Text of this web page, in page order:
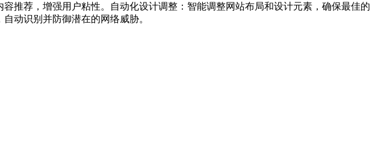
推荐，增强用户粘性。自动化设计调整：智能调整网站布局和设计元素，确保最佳的
动识别并防御潜在的网络威胁。